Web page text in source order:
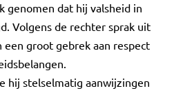
genomen dat hij valsheid in
Volgens de rechter sprak uit
groot gebrek aan respect
hij stelselmatig aanwijzingen